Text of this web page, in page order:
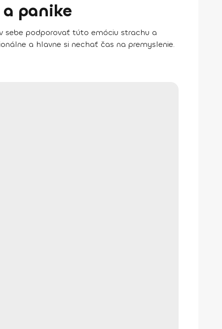
panike
sebe podporovať túto emóciu strachu a
a hlavne si nechať čas na premyslenie.